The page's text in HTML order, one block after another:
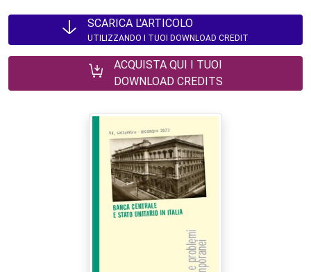
SCARICA L'ARTICOLO
UTILIZZANDO I TUOI DOWNLOAD CREDIT
ACQUISTA QUI I TUOI
DOWNLOAD CREDITS